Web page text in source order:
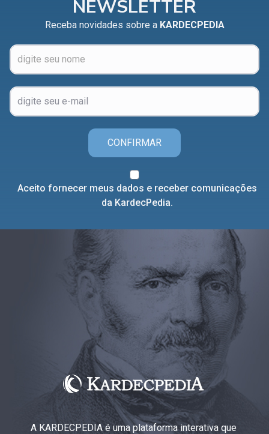
NEWSLETTER
Receba novidades sobre a KARDECPEDIA
CONFIRMAR
Aceito fornecer meus dados e receber comunicações
da KardecPedia.
A KARDECPEDIA é uma plataforma interativa que